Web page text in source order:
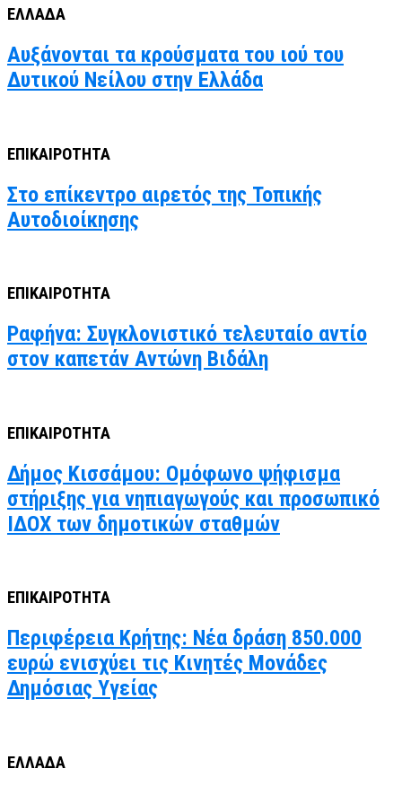
ΕΛΛΑΔΑ
Αυξάνονται τα κρούσματα του ιού του
Δυτικού Νείλου στην Ελλάδα
ΕΠΙΚΑΙΡΟΤΗΤΑ
Στο επίκεντρο αιρετός της Τοπικής
Αυτοδιοίκησης
ΕΠΙΚΑΙΡΟΤΗΤΑ
Ραφήνα: Συγκλονιστικό τελευταίο αντίο
στον καπετάν Αντώνη Βιδάλη
ΕΠΙΚΑΙΡΟΤΗΤΑ
Δήμος Κισσάμου: Ομόφωνο ψήφισμα
στήριξης για νηπιαγωγούς και προσωπικό
ΙΔΟΧ των δημοτικών σταθμών
ΕΠΙΚΑΙΡΟΤΗΤΑ
Περιφέρεια Κρήτης: Νέα δράση 850.000
ευρώ ενισχύει τις Κινητές Μονάδες
Δημόσιας Υγείας
ΕΛΛΑΔΑ